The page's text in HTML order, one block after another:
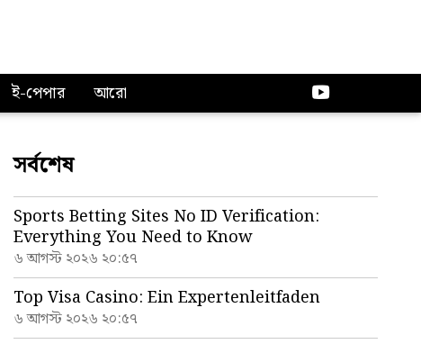
ই-পেপার আরো
সর্বশেষ
Sports Betting Sites No ID Verification:
Everything You Need to Know
৬ আগস্ট ২০২৬ ২০:৫৭
Top Visa Casino: Ein Expertenleitfaden
৬ আগস্ট ২০২৬ ২০:৫৭